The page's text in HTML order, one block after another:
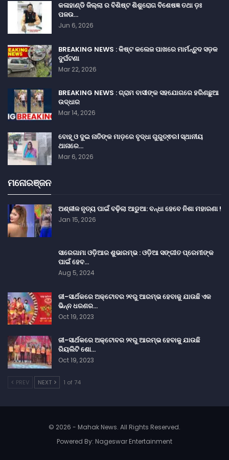
କଳାହାଣ୍ଡି ଜିଲ୍ଲା ର ବିଶିଷ୍ଟ ଶିଶୁରୋଗ ବିଶେଷଜ୍ଞ ତଥା ଡ଼ଃ
ପଳଉ…
Jun 6, 2026
BREAKING NEWS : କିଷ୍ଟ କଲେଜ ପାଖରେ ମାର୍ମନ୍ତୁଦ ସଡ଼କ
ଦୁର୍ଘଟଣା
Mar 22, 2026
BREAKING NEWS : ଗ୍ରାମ ବାସୀଙ୍କ ସହଯୋଗରେ ହରିଣଛୁଆ
ଉଦ୍ଧାର
Mar 14, 2026
ବୋହୂ ଓ ଦୁଇ ନାତିଙ୍କ ମାଡ଼ରେ ବୃଦ୍ଧା ଗୁରୁତ୍ଵର। ସ୍ଥାନୀୟ
ଥାନାରେ…
Mar 6, 2026
ମନୋରଞ୍ଜନ
ଅଶ୍ଳୀଳ ନୃତ୍ୟ ପାଇଁ ବଢ଼ିଲା ଆଡୁଆ: ବନ୍ଧା ହେବେ ନିଶା ମହାରଣା !
Jan 15, 2026
ସାରେଗାମା ଓଡ଼ିଆର ଶୁଭାରମ୍ଭ : ଓଡ଼ିଆ ସଙ୍ଗୀତ ପ୍ରେମୀଙ୍କ
ପାଇଁ ହେବ…
Aug 5, 2024
ଜୀ-ସାର୍ଥକରେ ଅକ୍ଟୋବର ୨୧ରୁ ଆରମ୍ଭ ହେବାକୁ ଯାଉଛି ଏକ
ଭିନ୍ନ ଧରଣର…
Oct 19, 2023
ଜୀ-ସାର୍ଥକରେ ଅକ୍ଟୋବର ୨୧ରୁ ଆରମ୍ଭ ହେବାକୁ ଯାଉଛି
ରିୟଲିଟି ଶୋ…
Oct 19, 2023
PREV NEXT 1 of 74
© 2026 - Mahak News. All Rights Reserved.
Powered By: Nageswar Entertainment